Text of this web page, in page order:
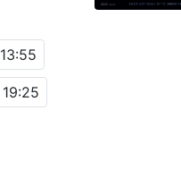
13:55
19:25